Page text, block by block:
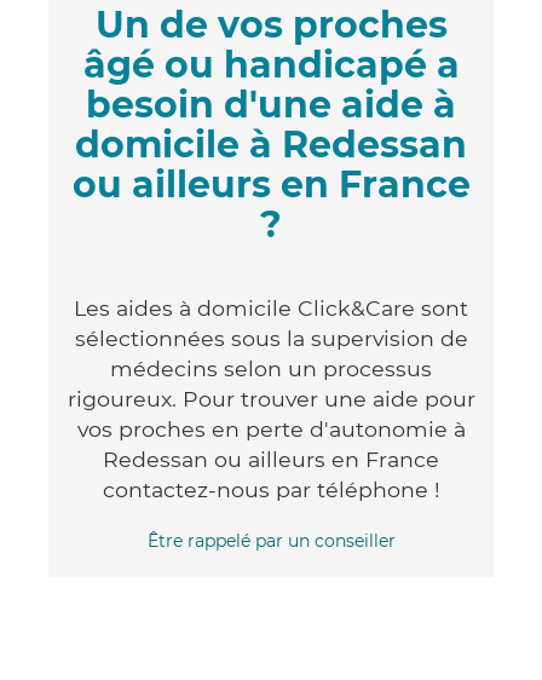
Un de vos proches
âgé ou handicapé a
besoin d'une aide à
domicile à Redessan
ou ailleurs en France
?
Les aides à domicile Click&Care sont
sélectionnées sous la supervision de
médecins selon un processus
rigoureux. Pour trouver une aide pour
vos proches en perte d'autonomie à
Redessan ou ailleurs en France
contactez-nous par téléphone !
Être rappelé par un conseiller